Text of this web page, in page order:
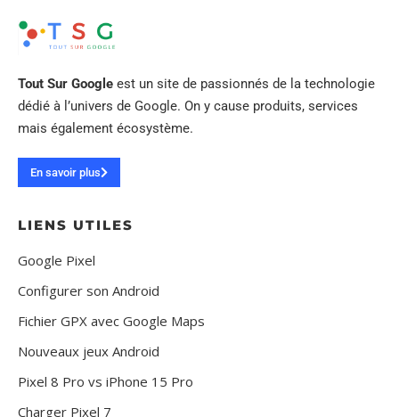
Tout Sur Google est un site de passionnés de la technologie
dédié à l’univers de Google. On y cause produits, services
mais également écosystème.
En savoir plus
LIENS UTILES
Google Pixel
Configurer son Android
Fichier GPX avec Google Maps
Nouveaux jeux Android
Pixel 8 Pro vs iPhone 15 Pro
Charger Pixel 7